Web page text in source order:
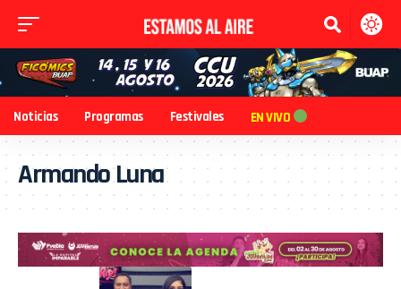
Noticias Programas Festivales EN VIVO
Armando Luna